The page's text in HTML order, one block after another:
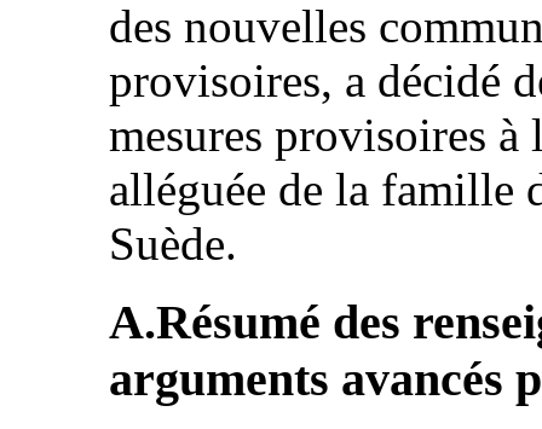
des nouvelles
provisoires, a décidé
mesures provisoires
alléguée de la famille
Suède.
A.Résumé des
arguments avancés